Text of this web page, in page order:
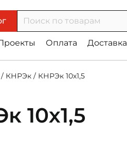
Оплата Доставка
/ КНРЭк / КНРЭк 10х1,5
10х1,5